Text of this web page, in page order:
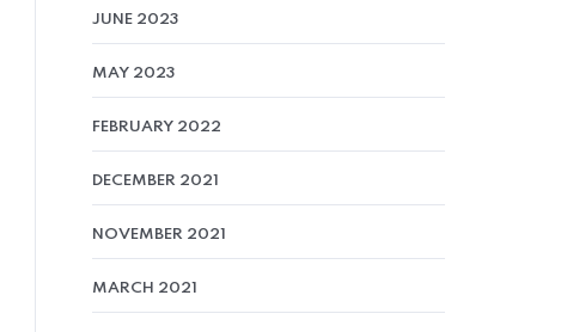
JUNE 2023
MAY 2023
FEBRUARY 2022
DECEMBER 2021
NOVEMBER 2021
MARCH 2021